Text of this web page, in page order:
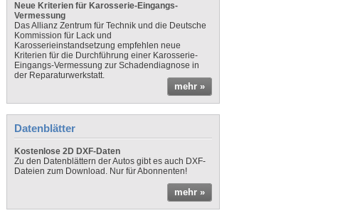
Neue Kriterien für Karosserie-Eingangs-
Vermessung
Das Allianz Zentrum für Technik und die Deutsche
Kommission für Lack und
Karosserieinstandsetzung empfehlen neue
Kriterien für die Durchführung einer Karosserie-
Eingangs-Vermessung zur Schadendiagnose in
der Reparaturwerkstatt.
mehr »
Datenblätter
Kostenlose 2D DXF-Daten
Zu den Datenblättern der Autos gibt es auch DXF-
Dateien zum Download. Nur für Abonnenten!
mehr »